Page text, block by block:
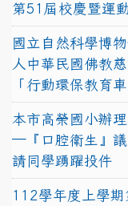
第51屆校慶暨運
國立自然科學博
人中華民國佛教
「行動環保教育
本市高榮國小辦
─『口腔衛生』議
請同學踴躍投件
112學年度上學